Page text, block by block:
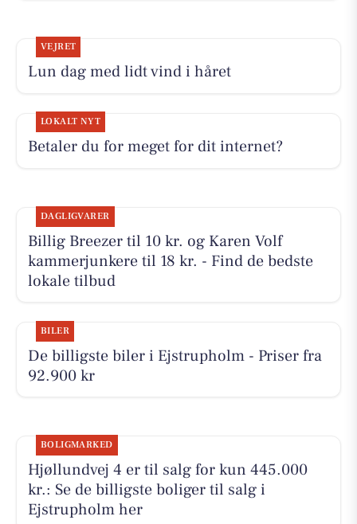
VEJRET
Lun dag med lidt vind i håret
LOKALT NYT
Betaler du for meget for dit internet?
DAGLIGVARER
Billig Breezer til 10 kr. og Karen Volf
kammerjunkere til 18 kr. - Find de bedste
lokale tilbud
BILER
De billigste biler i Ejstrupholm - Priser fra
92.900 kr
BOLIGMARKED
Hjøllundvej 4 er til salg for kun 445.000
kr.: Se de billigste boliger til salg i
Ejstrupholm her